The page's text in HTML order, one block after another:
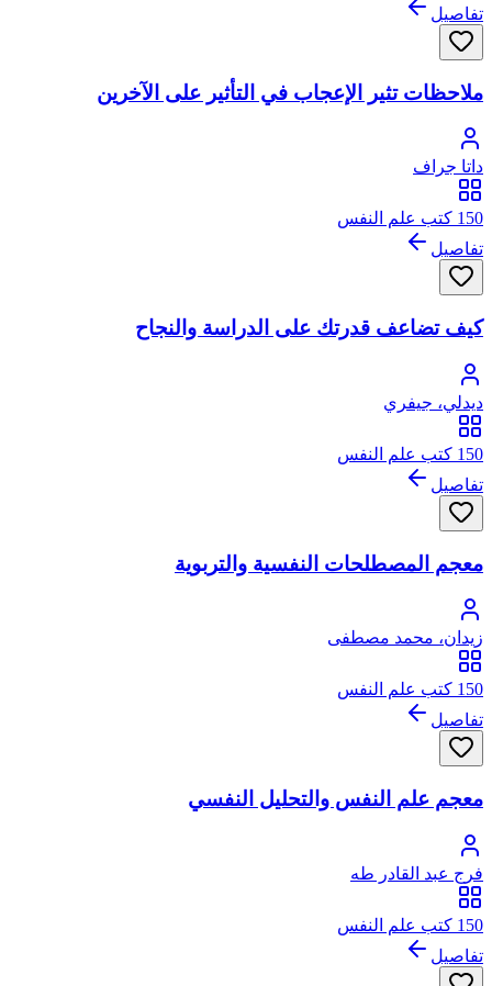
تفاصيل
ملاحظات تثير الإعجاب في التأثير على الآخرين
داتا جراف
150 كتب علم النفس
تفاصيل
كيف تضاعف قدرتك على الدراسة والنجاح
ديدلي، جيفري
150 كتب علم النفس
تفاصيل
معجم المصطلحات النفسية والتربوية
زيدان، محمد مصطفى
150 كتب علم النفس
تفاصيل
معجم علم النفس والتحليل النفسي
فرج عبد القادر طه
150 كتب علم النفس
تفاصيل